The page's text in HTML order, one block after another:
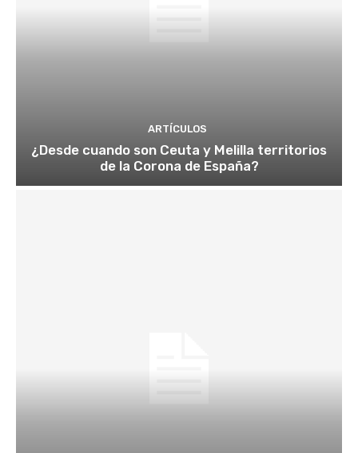
ARTÍCULOS
¿Desde cuando son Ceuta y Melilla territorios
de la Corona de España?